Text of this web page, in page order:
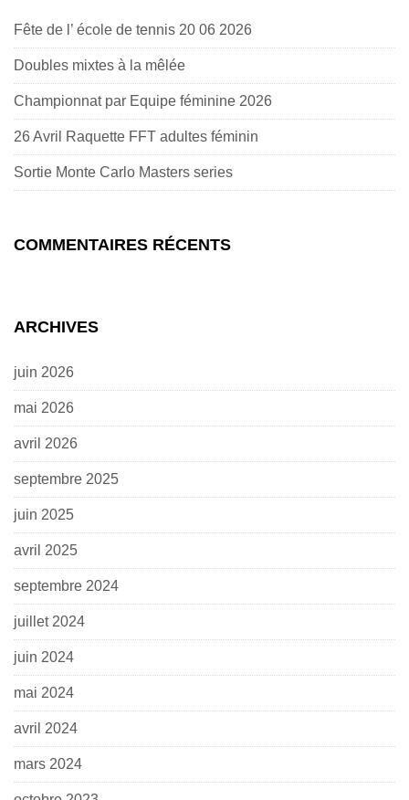
Fête de l’ école de tennis 20 06 2026
Doubles mixtes à la mêlée
Championnat par Equipe féminine 2026
26 Avril Raquette FFT adultes féminin
Sortie Monte Carlo Masters series
COMMENTAIRES RÉCENTS
ARCHIVES
juin 2026
mai 2026
avril 2026
septembre 2025
juin 2025
avril 2025
septembre 2024
juillet 2024
juin 2024
mai 2024
avril 2024
mars 2024